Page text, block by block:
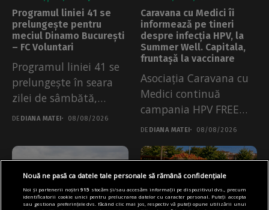
Programul liniei 41 se
prelungește pentru
meciul Dinamo București
– FC Voluntari
Programul liniei 41 se
prelungește în seara
zilei de sâmbătă,
08.08.2026. Măsura a...
DE DIANA MATEI 08/08/2026
Caravana cu Medici îi
informează pe tineri
despre infecția HPV, la
Summer Well. Capitala,
fruntașă la vaccinare
Asociația Caravana cu
Medici continuă
campania HPV FREE
City la Summer Well....
DE DIANA MATEI 08/08/2026
Nouă ne pasă ca datele tale personale să rămână confidențiale
Noi și partenerii noștri915 stocăm și/sau accesăm informații pe dispozitivul dvs., precum
identificatorii cookie unici pentru prelucrarea datelor cu caracter personal. Puteți accepta
sau gestiona preferințele dvs. făcând clic mai jos, respectiv vă puteți opune utilizării unui